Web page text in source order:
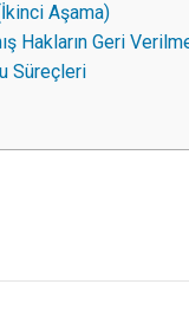
Aşama)
Hakların Geri
Süreçleri